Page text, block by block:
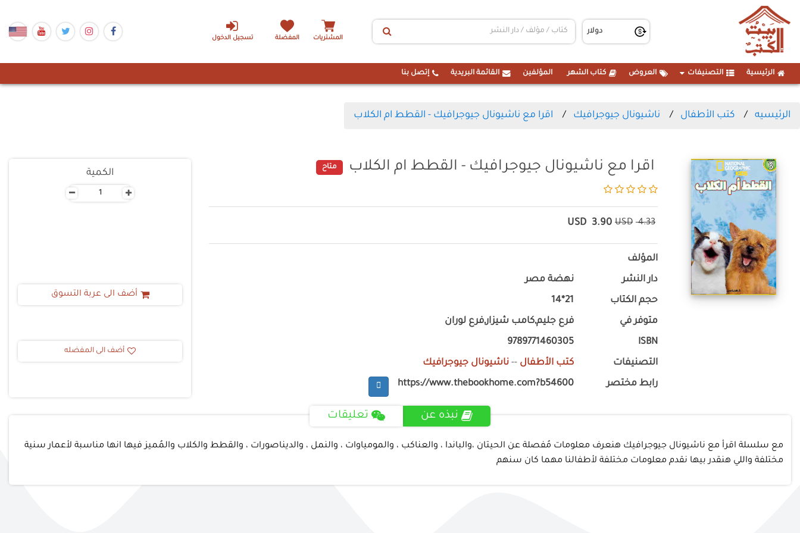
تسجيل الدخول المشتريات المفضلة
الرئيسية التصنيفات العروض كتاب الشهر المؤلفين القائمة البريدية إتصل بنا
الرئيسيه كتب الأطفال ناشيونال جيوجرافيك اقرا مع ناشيونال جيوجرافيك - القطط ام الكلاب
اقرا مع ناشيونال جيوجرافيك - القطط ام الكلاب متاح
4.33
USD
3.90
USD
المؤلف
دار النشر نهضة مصر
حجم الكتاب 21*14
متوفر في فرع جليم,كامب شيزار,فرع لوران
ISBN
9789771460305
التصنيفات كتب الأطفال -- ناشيونال جيوجرافيك
رابط مختصر https://www.thebookhome.com?b54600
الكمية
- +
أضف الى عربة التسوق
أضف الى المفضله
نبذه عن تعليقات
مع سلسلة اقرأ مع ناشيونال جيوجرافيك هنعرف معلومات مُفصلة عن الحيتان ،والباندا ، والعناكب ، والمومياوات ، والنمل ، والديناصورات ، والقطط والكلاب والمُميز فيها انها مناسبة لأعمار سنية
مختلفة واللي هنقدر بيها نقدم معلومات مختلفة لأطفالنا مهما كان سنهم